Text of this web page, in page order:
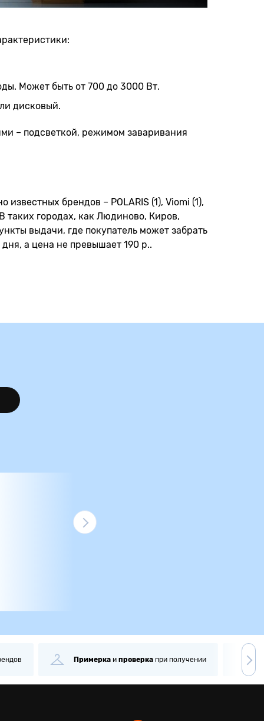
Может быть от 700 до 3000 Вт.
дисковый.
– подсветкой, режимом заваривания
брендов – POLARIS (1), Viomi (1),
таких городах, как Людиново, Киров,
выдачи, где покупатель может забрать
а цена не превышает 190 р..
Примерка и проверка при получении